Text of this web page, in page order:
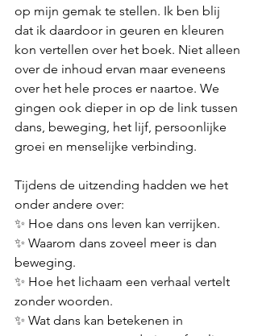
op mijn gemak te stellen. Ik ben blij
dat ik daardoor in geuren en kleuren
kon vertellen over het boek. Niet alleen
over de inhoud ervan maar eveneens
over het hele proces er naartoe. We
gingen ook dieper in op de link tussen
dans, beweging, het lijf, persoonlijke
groei en menselijke verbinding.
Tijdens de uitzending hadden we het
onder andere over:
✨ Hoe dans ons leven kan verrijken.
✨ Waarom dans zoveel meer is dan
beweging.
✨ Hoe het lichaam een verhaal vertelt
zonder woorden.
✨ Wat dans kan betekenen in